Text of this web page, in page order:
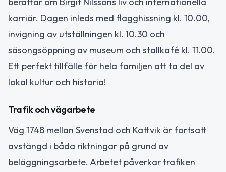
karriär. Dagen inleds med flagghissning kl. 10.00,
invigning av utställningen kl. 10.30 och
säsongsöppning av museum och stallkafé kl. 11.00.
Ett perfekt tillfälle för hela familjen att ta del av
lokal kultur och historia!
Trafik och vägarbete
Väg 1748 mellan Svenstad och Kattvik är fortsatt
avstängd i båda riktningar på grund av
beläggningsarbete. Arbetet påverkar trafiken